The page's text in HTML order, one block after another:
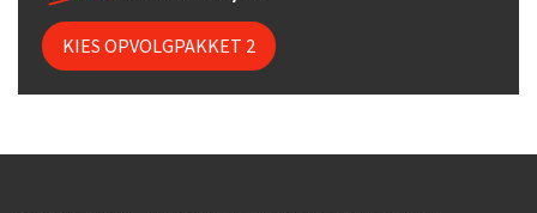
KIES OPVOLGPAKKET 2